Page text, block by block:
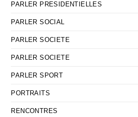
PARLER PRESIDENTIELLES
PARLER SOCIAL
PARLER SOCIETE
PARLER SOCIETE
PARLER SPORT
PORTRAITS
RENCONTRES